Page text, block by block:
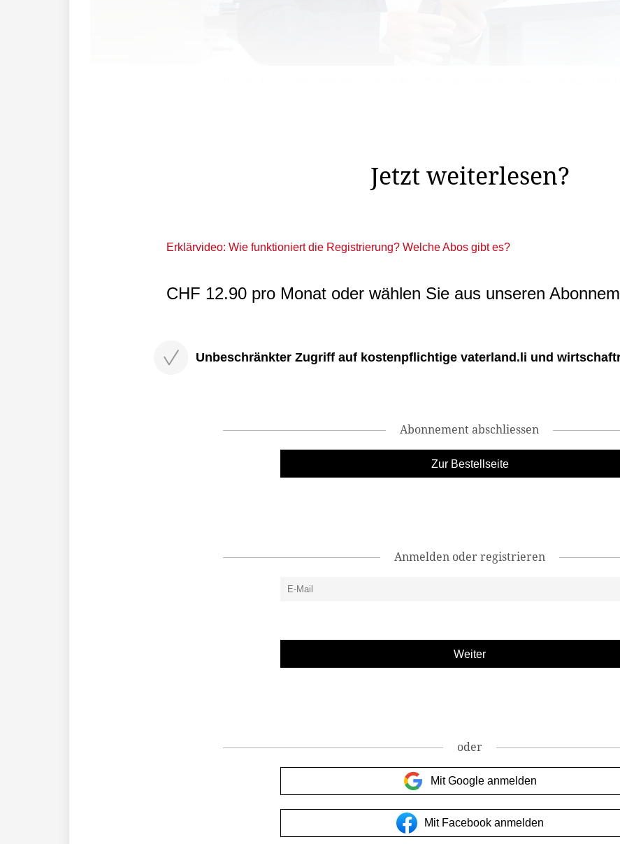
Jetzt weiterlesen?
Erklärvideo: Wie funktioniert die Registrierung? Welche Abos gibt es?
CHF 12.90 pro Monat oder wählen Sie aus unseren
Unbeschränkter Zugriff auf kostenpflichtige vaterland.li und
Abonnement abschliessen
Zur Bestellseite
Anmelden oder registrieren
oder
Mit Google anmelden
Mit Facebook anmelden